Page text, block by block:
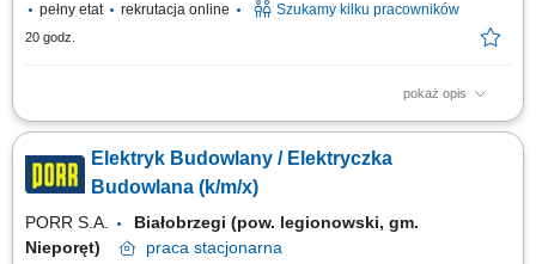
pełny etat
rekrutacja online Szukamy kilku pracowników
20 godz.
pokaż opis
Kluczowe obowiązki: Budowa i montaż infrastruktury elektroenergetycznej
energetycznych. Prace instalacyjne przy obwodach pierwotnych i
wtórnych w technologii GIS i napowietrznej. Zarządzanie procesem
Elektryk Budowlany / Elektryczka
Budowlana (k/m/x)
PORR S.A.
Białobrzegi (pow. legionowski, gm.
Nieporęt)
praca stacjonarna